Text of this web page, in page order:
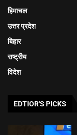
हिमाचल
उत्तर प्रदेश
बिहार
राष्ट्रीय
विदेश
EDTIOR'S PICKS